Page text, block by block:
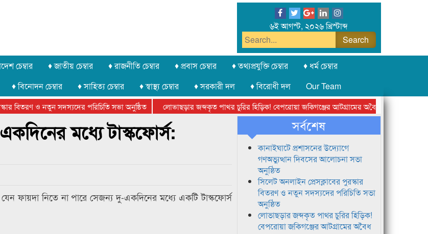
৬ই আগস্ট, ২০২৬ খ্রিস্টাব্দ
চেম্বার ♦ জাতীয় চেম্বার ♦ রাজনীতি চেম্বার ♦ প্রবাস চেম্বার ♦ তথ্যপ্রযুক্তি চেম্বার
♦ ধর্ম চেম্বার
♦ বিনোদন চেম্বার ♦ সাহিত্য চেম্বার ♦ স্বাস্থ্য চেম্বার ♦ সরকারী দল ♦ বিরোধী দল
Our Team
বিতরণ ও নতুন সদস্যদের পরিচিতি সভা অনুষ্ঠিত
লোভাছড়ার জব্দকৃত পাথর চুরির হিড়িক! বেপরোয়া জকিগঞ্জের আটগ্রামের অবৈধ ক্রাশার জোন চক্র
আদালতে আত্মসমর্পন, ৫ দিনের রিমান্ড চাইবে পুলিশ
মধ্যে টাস্কফোর্স:
যেন ফায়দা নিতে না পারে সেজন্য দু-একদিনের মধ্যে একটি টাস্কফোর্স
সর্বশেষ
কানাইঘাটে প্রশাসনের উদ্যোগে
গণঅভ্যুত্থান দিবসের আলোচনা সভা
অনুষ্ঠিত
সিলেট অনলাইন প্রেসক্লাবের পুরস্কার
বিতরণ ও নতুন সদস্যদের পরিচিতি সভা
অনুষ্ঠিত
লোভাছড়ার জব্দকৃত পাথর চুরির হিড়িক!
বেপরোয়া জকিগঞ্জের আটগ্রামের অবৈধ